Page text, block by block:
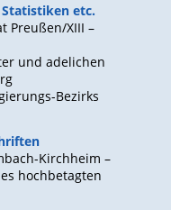
etc.
Preußen/XIII –
und adelichen
Bezirks
Kirchheim –
hochbetagten